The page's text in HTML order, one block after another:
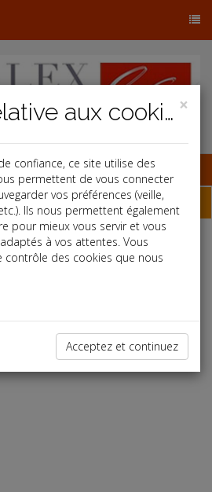
Clients
votre identifiant et votre mot de
×
Politique relative aux cookies
confiance, ce site utilise des
permettent de vous connecter
vos préférences (veille,
Ils nous permettent également
pour mieux vous servir et vous
à vos attentes. Vous
contrôle des cookies que nous
Acceptez et continuez